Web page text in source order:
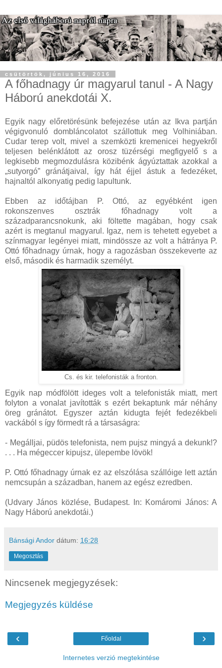
csütörtök, június 16, 2016
A főhadnagy úr magyarul tanul - A Nagy
Háború anekdotái X.
Egyik nagy előretörésünk befejezése után az Ikva partján
végigvonuló dombláncolatot szállottuk meg Volhiniában.
Cudar terep volt, mivel a szemközti kremenicei hegyekről
teljesen belénklátott az orosz tüzérségi megfigyelő s a
legkisebb megmozdulásra közibénk ágyúztattak azokkal a
„sutyorgó” gránátjaival, így hát éjjel ástuk a fedezéket,
hajnaltól alkonyatig pedig lapultunk.
Ebben az időtájban P. Ottó, az egyébként igen
rokonszenves osztrák főhadnagy volt a
századparancsnokunk, aki föltette magában, hogy csak
azért is megtanul magyarul. Igaz, nem is tehetett egyebet a
színmagyar legényei miatt, mindössze az volt a hátránya P.
Ottó főhadnagy úrnak, hogy a ragozásban összekeverte az
első, második és harmadik személyt.
Cs. és kir. telefonisták a fronton.
Egyik nap módfölött ideges volt a telefonisták miatt, mert
folyton a vonalat javították s ezért bekaptunk már néhány
öreg gránátot. Egyszer aztán kidugta fejét fedezékbeli
vackából s így förmedt rá a társaságra:
- Megálljai, püdös telefonista, nem pujsz mingyá a dekunk!?
. . . Ha mégeccer kipujsz, ülepembe lövök!
P. Ottó főhadnagy úrnak ez az elszólása szállóige lett aztán
nemcsupán a században, hanem az egész ezredben.
(Udvary János közlése, Budapest. In: Komáromi János: A
Nagy Háború anekdotái.)
Bánsági Andor dátum: 16:28
Megosztás
Nincsenek megjegyzések:
Megjegyzés küldése
‹ ›
Főoldal
Internetes verzió megtekintése